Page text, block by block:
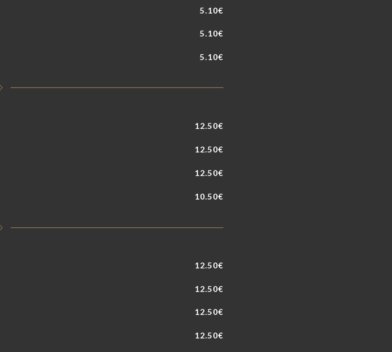
5.10€
5.10€
5.10€
12.50€
12.50€
12.50€
10.50€
12.50€
12.50€
12.50€
12.50€